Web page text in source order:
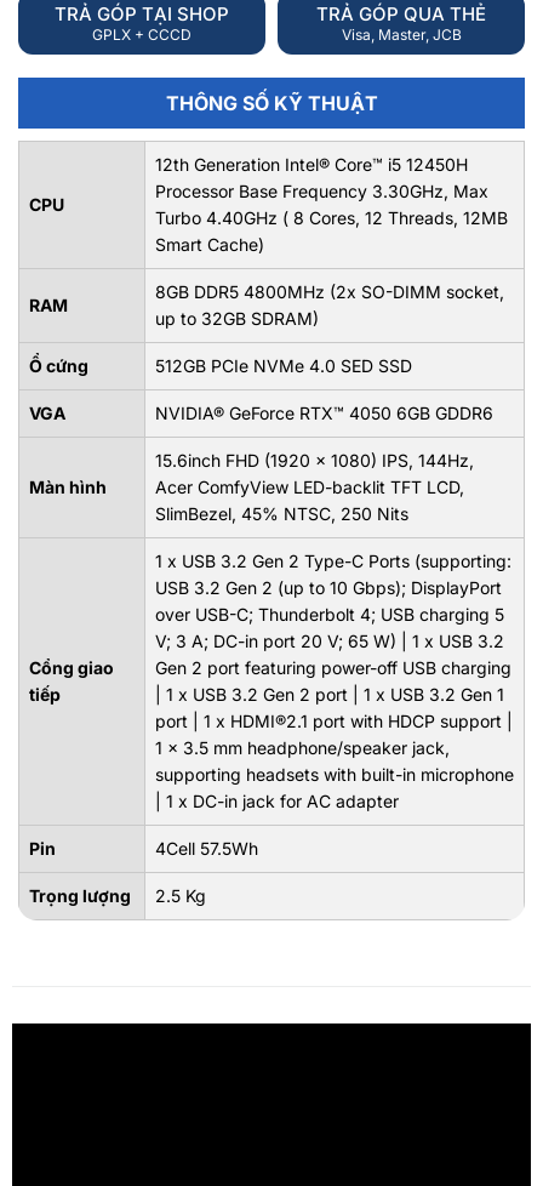
TRẢ GÓP TẠI SHOP
GPLX + CCCD
TRẢ GÓP QUA THẺ
Visa, Master, JCB
THÔNG SỐ KỸ THUẬT
CPU
12th Generation Intel® Core™ i5 12450H
Processor Base Frequency 3.30GHz, Max
Turbo 4.40GHz ( 8 Cores, 12 Threads, 12MB
Smart Cache)
RAM
8GB DDR5 4800MHz (2x SO-DIMM socket,
up to 32GB SDRAM)
Ổ cứng 512GB PCIe NVMe 4.0 SED SSD
VGA NVIDIA® GeForce RTX™ 4050 6GB GDDR6
Màn hình
15.6inch FHD (1920 x 1080) IPS, 144Hz,
Acer ComfyView LED-backlit TFT LCD,
SlimBezel, 45% NTSC, 250 Nits
Cổng giao
tiếp
1 x USB 3.2 Gen 2 Type-C Ports (supporting:
USB 3.2 Gen 2 (up to 10 Gbps); DisplayPort
over USB-C; Thunderbolt 4; USB charging 5
V; 3 A; DC-in port 20 V; 65 W) | 1 x USB 3.2
Gen 2 port featuring power-off USB charging
| 1 x USB 3.2 Gen 2 port | 1 x USB 3.2 Gen 1
port | 1 x HDMI®2.1 port with HDCP support |
1 x 3.5 mm headphone/speaker jack,
supporting headsets with built-in microphone
| 1 x DC-in jack for AC adapter
Pin 4Cell 57.5Wh
Trọng lượng 2.5 Kg